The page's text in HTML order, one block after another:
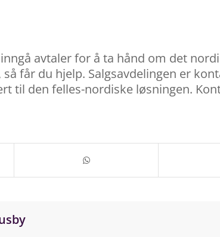
avtaler for å ta hånd om det
får du hjelp. Salgsavdelingen er
til den felles-nordiske løsningen.